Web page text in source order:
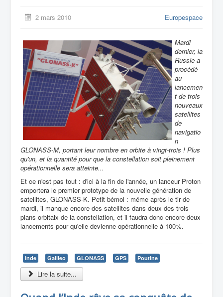
2 mars 2010 Europespace
Mardi
dernier, la
Russie a
procédé
au
lancemen
t de trois
nouveaux
satellites
de
navigatio
n
GLONASS-M, portant leur nombre en orbite à vingt-trois ! Plus
qu'un, et la quantité pour que la constellation soit pleinement
opérationnelle sera atteinte...
Et ce n'est pas tout : d'ici à la fin de l'année, un lanceur Proton
emportera le premier prototype de la nouvelle génération de
satellites, GLONASS-K. Petit bémol : même après le tir de
mardi, il manque encore des satellites dans deux des trois
plans orbitaix de la constellation, et il faudra donc encore deux
lancements pour qu'elle devienne opérationnelle à 100%.
Inde Galileo GLONASS GPS Poutine
Lire la suite...